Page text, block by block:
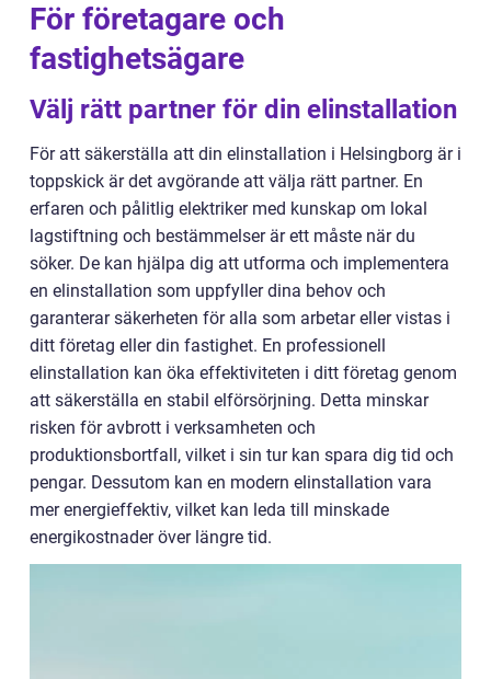
För företagare och
fastighetsägare
Välj rätt partner för din elinstallation
För att säkerställa att din elinstallation i Helsingborg är i
toppskick är det avgörande att välja rätt partner. En
erfaren och pålitlig elektriker med kunskap om lokal
lagstiftning och bestämmelser är ett måste när du
söker. De kan hjälpa dig att utforma och implementera
en elinstallation som uppfyller dina behov och
garanterar säkerheten för alla som arbetar eller vistas i
ditt företag eller din fastighet. En professionell
elinstallation kan öka effektiviteten i ditt företag genom
att säkerställa en stabil elförsörjning. Detta minskar
risken för avbrott i verksamheten och
produktionsbortfall, vilket i sin tur kan spara dig tid och
pengar. Dessutom kan en modern elinstallation vara
mer energieffektiv, vilket kan leda till minskade
energikostnader över längre tid.